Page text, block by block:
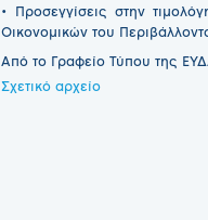
• Προσεγγίσεις στην
Οικονομικών του
Από το Γραφείο Τύπου της
Σχετικό αρχείο